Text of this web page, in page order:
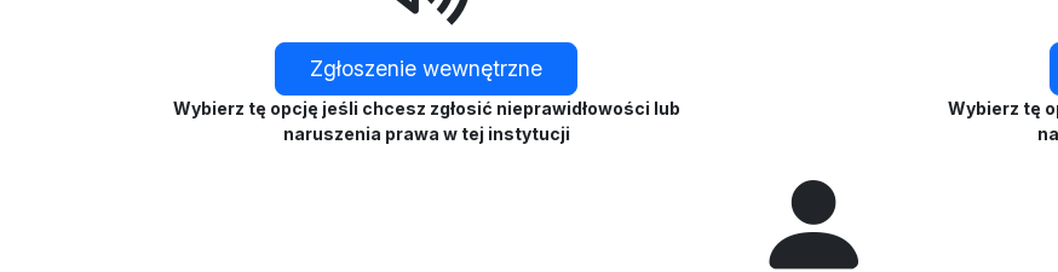
Zgłoszenie wewnętrzne
Wybierz tę opcję jeśli chcesz zgłosić nieprawidłowości lub
naruszenia prawa w tej instytucji
Wybierz tę